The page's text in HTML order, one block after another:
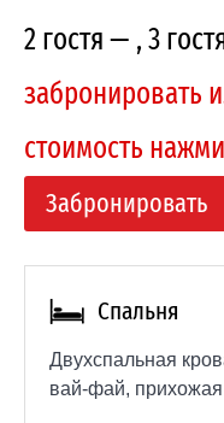
2 гостя — , 3
забронировать
стоимость
Забронировать
Спальня
Двухспальная
вай-фай, прихожая